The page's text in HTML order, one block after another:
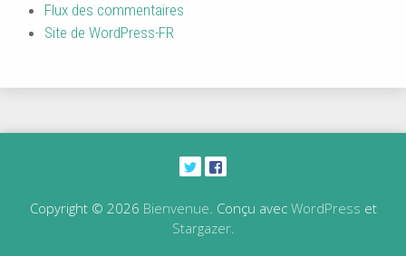
Flux des commentaires
Site de WordPress-FR
Copyright © 2026 Bienvenue. Conçu avec WordPress et
Stargazer.